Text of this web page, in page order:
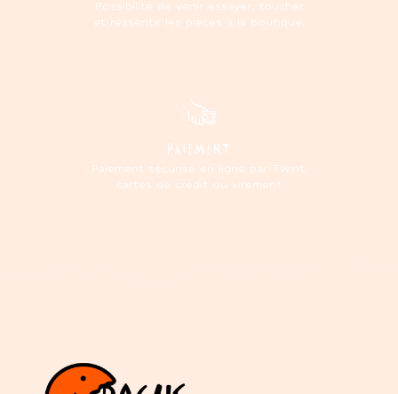
Possibilité de venir essayer, toucher
et ressentir les pièces à la boutique.
PAIEMENT
Paiement sécurisé en ligne par Twint,
cartes de crédit ou virement